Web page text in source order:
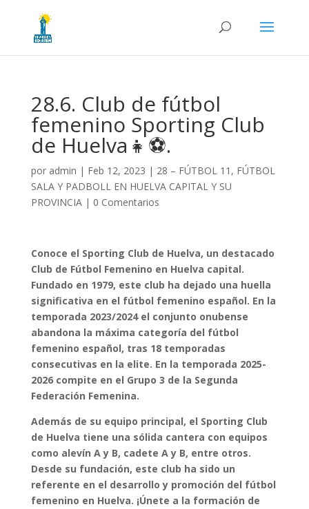
28.6. Club de fútbol
femenino Sporting Club
de Huelva👧⚽.
por admin | Feb 12, 2023 | 28 – FÚTBOL 11, FÚTBOL
SALA Y PADBOLL EN HUELVA CAPITAL Y SU
PROVINCIA| 0 Comentarios
Conoce el Sporting Club de Huelva, un destacado
Club de Fútbol Femenino en Huelva capital.
Fundado en 1979, este club ha dejado una huella
significativa en el fútbol femenino español. En la
temporada 2023/2024 el conjunto onubense
abandona la máxima categoría del fútbol
femenino español, tras 18 temporadas
consecutivas en la elite. En la temporada 2025-
2026 compite en el Grupo 3 de la Segunda
Federación Femenina.
Además de su equipo principal, el Sporting Club
de Huelva tiene una sólida cantera con equipos
como alevín A y B, cadete A y B, entre otros.
Desde su fundación, este club ha sido un
referente en el desarrollo y promoción del fútbol
femenino en Huelva. ¡Únete a la formación de